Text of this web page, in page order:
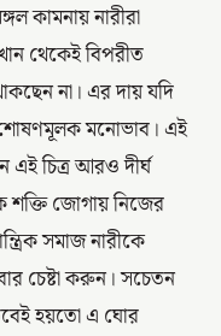
কামনায় নারীরা
থেকেই বিপরীত
না। এর দায় যদি
মনোভাব। এই
এই চিত্র আরও দীর্ঘ
শক্তি জোগায় নিজের
সমাজ নারীকে
চেষ্টা করুন। সচেতন
তবেই হয়তো এ ঘোর